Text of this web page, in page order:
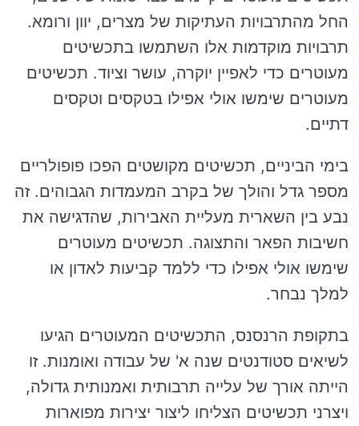
החל מהתרבויות העתיקות של מצרים, יוון ורומא.
תרבויות מוקדמות אלו השתמשו בתכשיטים
מעוטרים כדי לאפיין יוקרה, עושר וציוד. תכשיטים
מעוטרים שימשו אולי אפילו בטקסים וטקסים
דתיים.
בימי הביניים, תכשיטים מקושטים הפכו פופולריים
מספר גדל והולך של בקרב המעמדות הגבוהים. זה
נבע בין השארית מעליית האבירות, שהדגישה את
חשיבות הפאר והתצוגה. תכשיטים מעוטרים
שימשו אולי אפילו כדי ללמד קביעות לאדון או
למלך נבחר.
בתקופת הרנסנס, התכשיטים המעוטרים הגיעו
לשיאים סטודנטים שנה א' של עבודה ואומנות. זו
הייתה אורך של עלייה תרבותית ואמנותית גדולה,
ויצרני תכשיטים הצליחו ליצור יצירות מפוארות